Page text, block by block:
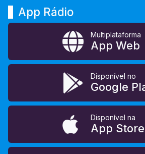
App Rádio
Multiplataforma
App Web
Disponível no
Google
Disponível na
App Store